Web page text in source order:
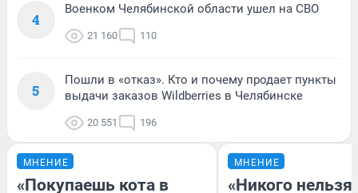
4
Военком Челябинской области ушел на СВО
21 160 110
5
Пошли в «отказ». Кто и почему продает пункты
выдачи заказов Wildberries в Челябинске
20 551 196
МНЕНИЕ
«Покупаешь кота в
МНЕНИЕ
«Никого нельзя